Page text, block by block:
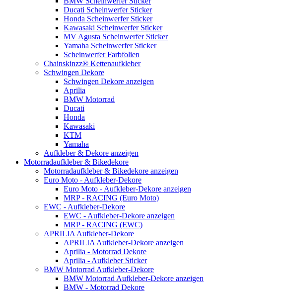
Ducati Scheinwerfer Sticker
Honda Scheinwerfer Sticker
Kawasaki Scheinwerfer Sticker
MV Agusta Scheinwerfer Sticker
Yamaha Scheinwerfer Sticker
Scheinwerfer Farbfolien
Chainskinzz® Kettenaufkleber
Schwingen Dekore
Schwingen Dekore anzeigen
Aprilia
BMW Motorrad
Ducati
Honda
Kawasaki
KTM
Yamaha
Aufkleber & Dekore anzeigen
Motorradaufkleber & Bikedekore
Motorradaufkleber & Bikedekore anzeigen
Euro Moto - Aufkleber-Dekore
Euro Moto - Aufkleber-Dekore anzeigen
MRP - RACING (Euro Moto)
EWC - Aufkleber-Dekore
EWC - Aufkleber-Dekore anzeigen
MRP - RACING (EWC)
APRILIA Aufkleber-Dekore
APRILIA Aufkleber-Dekore anzeigen
Aprilia - Motorrad Dekore
Aprilia - Aufkleber Sticker
BMW Motorrad Aufkleber-Dekore
BMW Motorrad Aufkleber-Dekore anzeigen
BMW - Motorrad Dekore